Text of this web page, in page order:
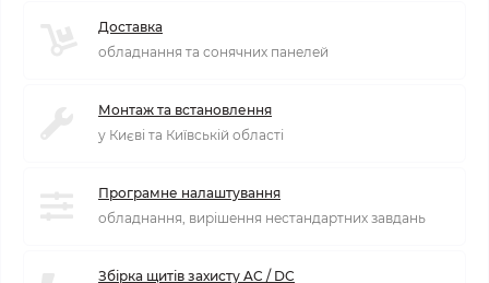
Доставка
обладнання та сонячних панелей
Монтаж та встановлення
у Києві та Київській області
Програмне налаштування
обладнання, вирішення нестандартних завдань
Збірка щитів захисту AC / DC